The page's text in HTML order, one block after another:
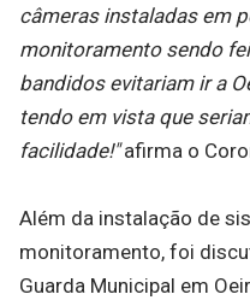
câmeras instaladas em
monitoramento sendo
bandidos evitariam ir a
tendo em vista que
facilidade!"afirma o
Além da instalação de
monitoramento, foi
Guarda Municipal em